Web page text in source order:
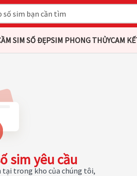
SIM SỐ ĐẸPSIM PHONG THỦYCAM
sim yêu cầu
tại trong kho của chúng tôi,